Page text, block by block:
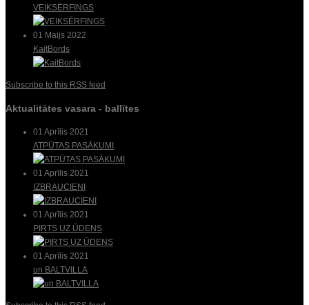
VEIKSĒRFINGS
01 Maijs 2022
KaitBords
Subscribe to this RSS feed
Aktualitātes vasara - ballītes
01 Aprīlis 2021
ATPŪTAS PASĀKUMI
01 Aprīlis 2021
IZBRAUCIENI
01 Aprīlis 2021
PIRTS UZ ŪDENS
01 Aprīlis 2021
un BALTVILLA